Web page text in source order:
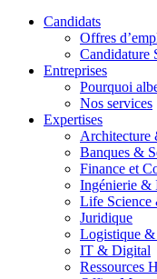
Candidats
Offres
Candidature
Entreprises
Pourquoi
Nos services
Expertises
Banques &
Finance et
Ingénierie &
Life Science
Juridique
Logistique
IT & Digital
Ressources